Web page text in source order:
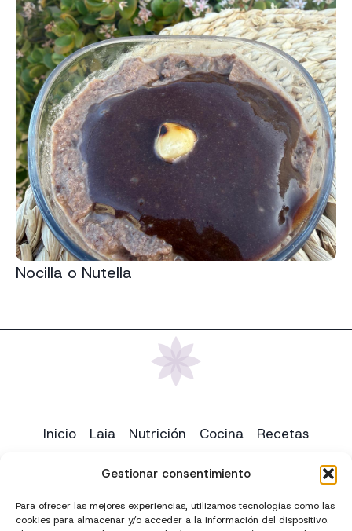
Gestionar consentimiento
Para ofrecer las mejores experiencias, utilizamos tecnologías como las
cookies para almacenar y/o acceder a la información del dispositivo.
Nocilla o Nutella
Inicio Laia Nutrición Cocina Recetas
Yoga Contacto